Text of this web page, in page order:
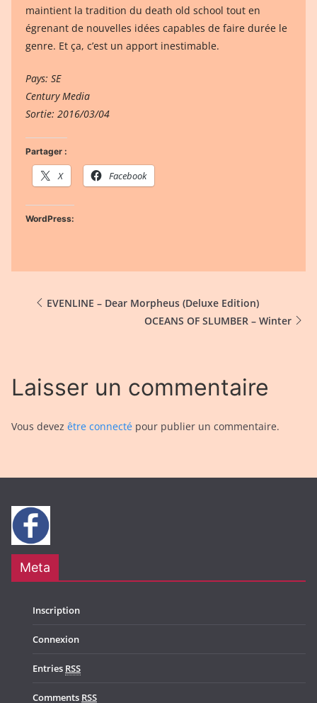
maintient la tradition du death old school tout en
égrenant de nouvelles idées capables de faire durée le
genre. Et ça, c’est un apport inestimable.
Pays: SE
Century Media
Sortie: 2016/03/04
Partager :
X Facebook
WordPress:
EVENLINE – Dear Morpheus (Deluxe Edition)
OCEANS OF SLUMBER – Winter
Laisser un commentaire
Vous devez être connecté pour publier un commentaire.
Meta
Inscription
Connexion
Entries RSS
Comments RSS